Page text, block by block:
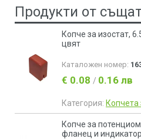
Продукти от
Копче за изостат,
цвят
Каталожен номер:
€ 0.08 / 0.16 лв
Категория: Копчета
Копче за
фланец и индикатор